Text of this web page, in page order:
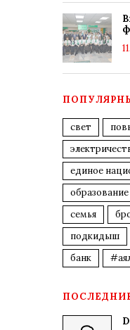
свет
единое
образование
семья
подкидыш
банк